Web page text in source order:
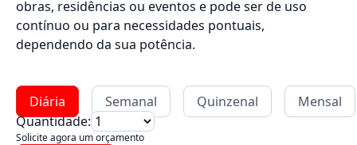
obras, residências ou eventos e pode ser de uso
contínuo ou para necessidades pontuais,
dependendo da sua potência.
Diária Semanal Quinzenal
Mensal
Quantidade:
Solicite agora um orçamento